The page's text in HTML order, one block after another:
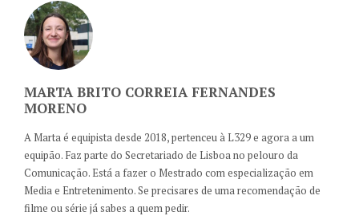
MARTA BRITO CORREIA FERNANDES
MORENO
A Marta é equipista desde 2018, pertenceu à L329 e agora a um
equipão. Faz parte do Secretariado de Lisboa no pelouro da
Comunicação. Está a fazer o Mestrado com especialização em
Media e Entretenimento. Se precisares de uma recomendação de
filme ou série já sabes a quem pedir.